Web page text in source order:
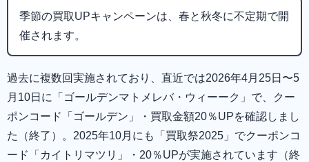
季節の買取UPキャンペーンは、春と秋冬に不定期で開
催されます。
過去に複数回実施されており、直近では2026年4月25日〜5
月10日に「ゴールデンマトメレバ・ウィーーク」で、クー
ポンコード「ゴールデン」・買取金額20％UPを確認しまし
た（終了）。2025年10月にも「買取祭2025」でクーポンコ
ード「カイトリマツリ」・20％UPが実施されています（終